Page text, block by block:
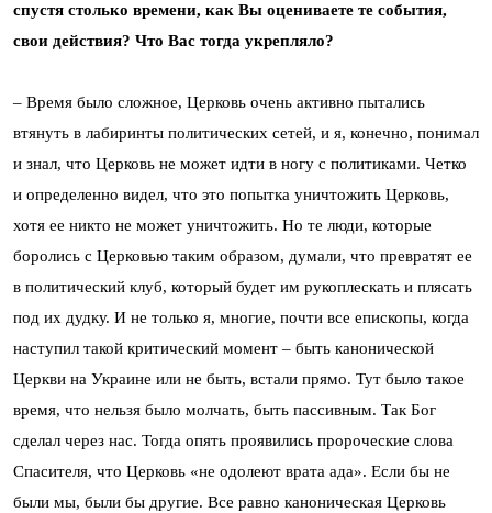
спустя столько времени, как Вы оцениваете те события,
свои действия? Что Вас тогда укрепляло?
– Время было сложное, Церковь очень активно пытались
втянуть в лабиринты политических сетей, и я, конечно, понимал
и знал, что Церковь не может идти в ногу с политиками. Четко
и определенно видел, что это попытка уничтожить Церковь,
хотя ее никто не может уничтожить. Но те люди, которые
боролись с Церковью таким образом, думали, что превратят ее
в политический клуб, который будет им рукоплескать и плясать
под их дудку. И не только я, многие, почти все епископы, когда
наступил такой критический момент – быть канонической
Церкви на Украине или не быть, встали прямо. Тут было такое
время, что нельзя было молчать, быть пассивным. Так Бог
сделал через нас. Тогда опять проявились пророческие слова
Спасителя, что Церковь «не одолеют врата ада». Если бы не
были мы, были бы другие. Все равно каноническая Церковь